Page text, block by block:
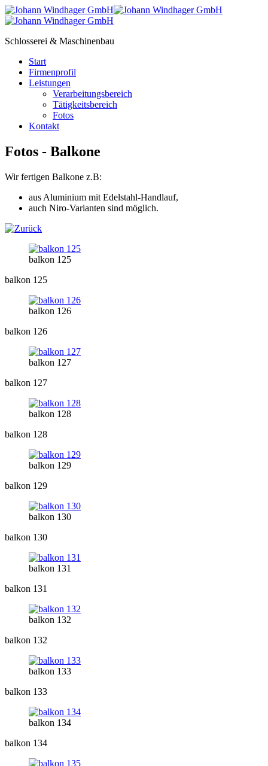
Schlosserei & Maschinenbau
Start
Firmenprofil
Leistungen
Verarbeitungsbereich
Tätigkeitsbereich
Fotos
Kontakt
Fotos - Balkone
Wir fertigen Balkone z.B:
aus Aluminium mit Edelstahl-Handlauf,
auch Niro-Varianten sind möglich.
balkon 125
balkon 125
balkon 126
balkon 126
balkon 127
balkon 127
balkon 128
balkon 128
balkon 129
balkon 129
balkon 130
balkon 130
balkon 131
balkon 131
balkon 132
balkon 132
balkon 133
balkon 133
balkon 134
balkon 134